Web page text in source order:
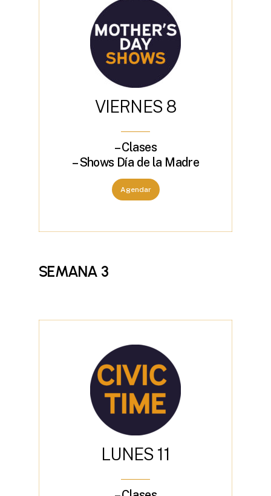
VIERNES 8
– Clases
– Shows Día de la Madre
Agendar
SEMANA 3
LUNES 11